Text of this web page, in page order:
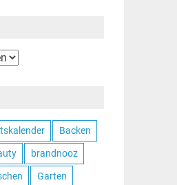
Backen
brandnooz
Garten